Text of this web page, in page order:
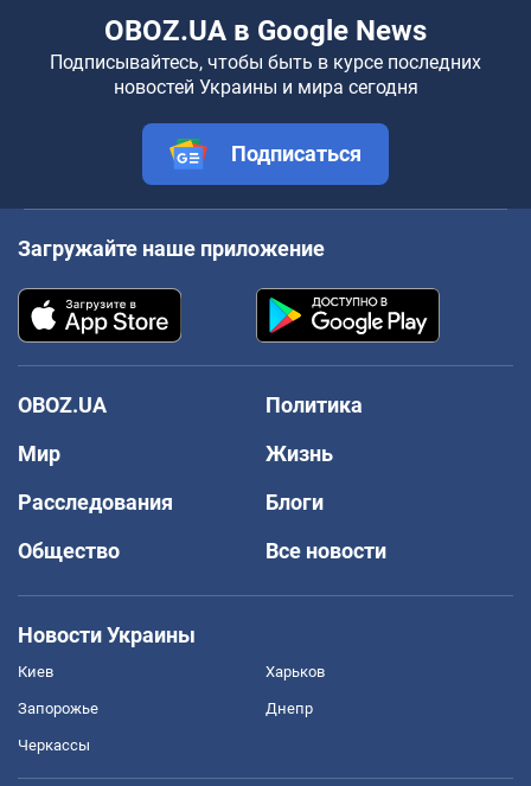
OBOZ.UA в Google News
Подписывайтесь, чтобы быть в курсе последних
новостей Украины и мира сегодня
Подписаться
Загружайте наше приложение
OBOZ.UA
Политика
Мир
Жизнь
Расследования
Блоги
Общество
Все новости
Новости Украины
Киев Харьков
Запорожье Днепр
Черкассы